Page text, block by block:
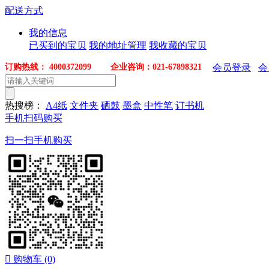
配送方式
我的信息
已买到的宝贝 我的地址管理 我收藏的宝贝
订购热线： 4000372099 企业咨询：021-67898321 会员登录
热搜榜： A4纸 文件夹 硒鼓 墨盒 中性笔 订书机
手机扫码购买
扫一扫手机购买
 购物车 (0)